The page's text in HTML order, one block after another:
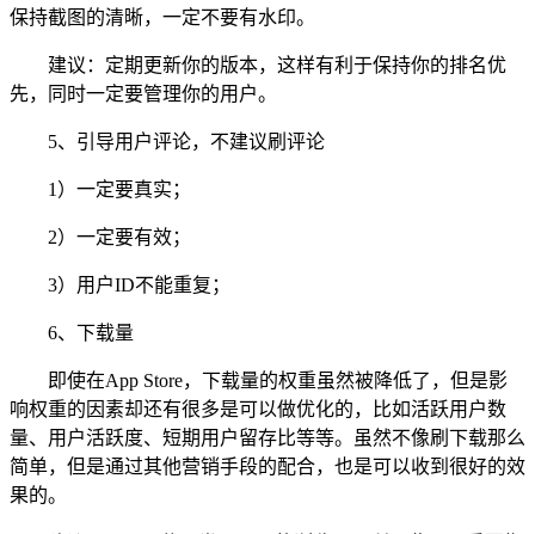
保持截图的清晰，一定不要有水印。
建议：定期更新你的版本，这样有利于保持你的排名优
先，同时一定要管理你的用户。
5、引导用户评论，不建议刷评论
1）一定要真实；
2）一定要有效；
3）用户ID不能重复；
6、下载量
即使在App Store，下载量的权重虽然被降低了，但是影
响权重的因素却还有很多是可以做优化的，比如活跃用户数
量、用户活跃度、短期用户留存比等等。虽然不像刷下载那么
简单，但是通过其他营销手段的配合，也是可以收到很好的效
果的。